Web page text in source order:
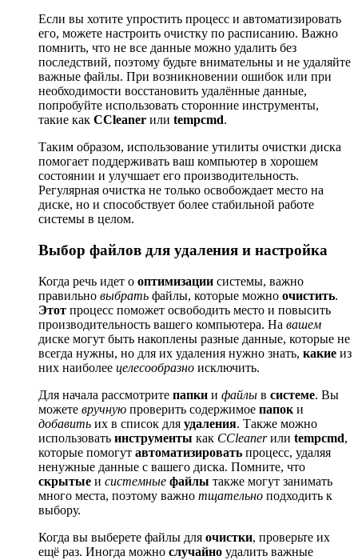
Если вы хотите упростить процесс и автоматизировать
его, можете настроить очистку по расписанию. Важно
помнить, что не все данные можно удалить без
последствий, поэтому будьте внимательны и не удаляйте
важные файлы. При возникновении ошибок или при
необходимости восстановить удалённые данные,
попробуйте использовать сторонние инструменты,
такие как CCleaner или tempcmd.
Таким образом, использование утилиты очистки диска
помогает поддерживать ваш компьютер в хорошем
состоянии и улучшает его производительность.
Регулярная очистка не только освобождает место на
диске, но и способствует более стабильной работе
системы в целом.
Выбор файлов для удаления и настройка
Когда речь идет о оптимизации системы, важно
правильно выбрать файлы, которые можно очистить.
Этот процесс поможет освободить место и повысить
производительность вашего компьютера. На вашем
диске могут быть накоплены разные данные, которые не
всегда нужны, но для их удаления нужно знать, какие из
них наиболее целесообразно исключить.
Для начала рассмотрите папки и файлы в системе. Вы
можете вручную проверить содержимое папок и
добавить их в список для удаления. Также можно
использовать инструменты как CCleanerили tempcmd,
которые помогут автоматизировать процесс, удаляя
ненужные данные с вашего диска. Помните, что
скрытые и системные файлы также могут занимать
много места, поэтому важно тщательно подходить к
выбору.
Когда вы выберете файлы для очистки, проверьте их
ещё раз. Иногда можно случайно удалить важные